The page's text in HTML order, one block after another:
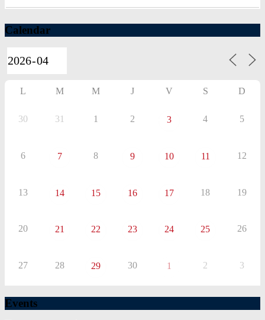
Calendar
L M M J V S D
30 31 1 2 3 4 5
6 7 8 9 10 11 12
13 14 15 16 17 18 19
20 21 22 23 24 25 26
27 28 29 30 1 2 3
Events